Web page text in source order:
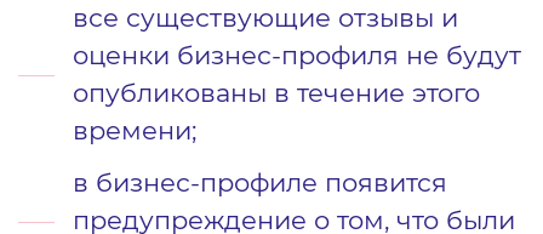
все существующие отзывы и
оценки бизнес‑профиля не будут
опубликованы в течение этого
времени;
в бизнес‑профиле появится
предупреждение о том, что были